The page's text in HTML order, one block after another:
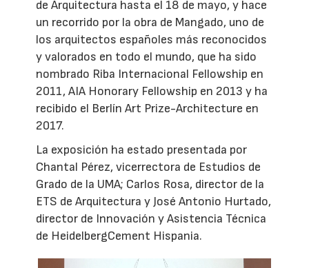
de Arquitectura hasta el 18 de mayo, y hace
un recorrido por la obra de Mangado, uno de
los arquitectos españoles más reconocidos
y valorados en todo el mundo, que ha sido
nombrado Riba Internacional Fellowship en
2011, AIA Honorary Fellowship en 2013 y ha
recibido el Berlín Art Prize-Architecture en
2017.
La exposición ha estado presentada por
Chantal Pérez, vicerrectora de Estudios de
Grado de la UMA; Carlos Rosa, director de la
ETS de Arquitectura y José Antonio Hurtado,
director de Innovación y Asistencia Técnica
de HeidelbergCement Hispania.